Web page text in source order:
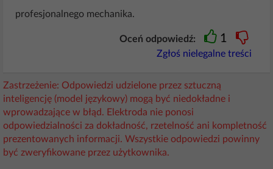
profesjonalnego mechanika.
Oceń odpowiedź: 1
Zgłoś nielegalne treści
Zastrzeżenie: Odpowiedzi udzielone przez sztuczną
inteligencję (model językowy) mogą być niedokładne i
wprowadzające w błąd. Elektroda nie ponosi
odpowiedzialności za dokładność, rzetelność ani kompletność
prezentowanych informacji. Wszystkie odpowiedzi powinny
być zweryfikowane przez użytkownika.